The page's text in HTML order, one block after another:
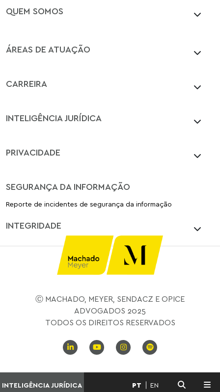
QUEM SOMOS
ÁREAS DE ATUAÇÃO
CARREIRA
INTELIGÊNCIA JURÍDICA
PRIVACIDADE
SEGURANÇA DA INFORMAÇÃO
Reporte de incidentes de segurança da informação
INTEGRIDADE
Ⓒ MACHADO, MEYER, SENDACZ E OPICE
ADVOGADOS 2025
TODOS OS DIREITOS RESERVADOS
INTELIGÊNCIA JURÍDICA PT EN